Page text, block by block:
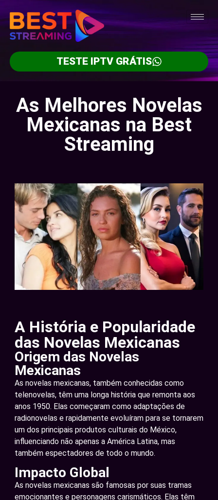
TESTE IPTV GRÁTIS
As Melhores Novelas
Mexicanas na Best
Streaming
A História e Popularidade
das Novelas Mexicanas
Origem das Novelas
Mexicanas
As novelas mexicanas, também conhecidas como
telenovelas, têm uma longa história que remonta aos
anos 1950. Elas começaram como adaptações de
radionovelas e rapidamente evoluíram para se tornarem
um dos principais produtos culturais do México,
influenciando não apenas a América Latina, mas
também espectadores de todo o mundo.
Impacto Global
As novelas mexicanas são famosas por suas tramas
emocionantes e personagens carismáticos. Elas têm